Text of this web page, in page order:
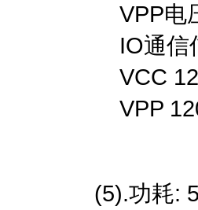
VPP电压
IO通信信
VCC
VPP
(5).功耗: